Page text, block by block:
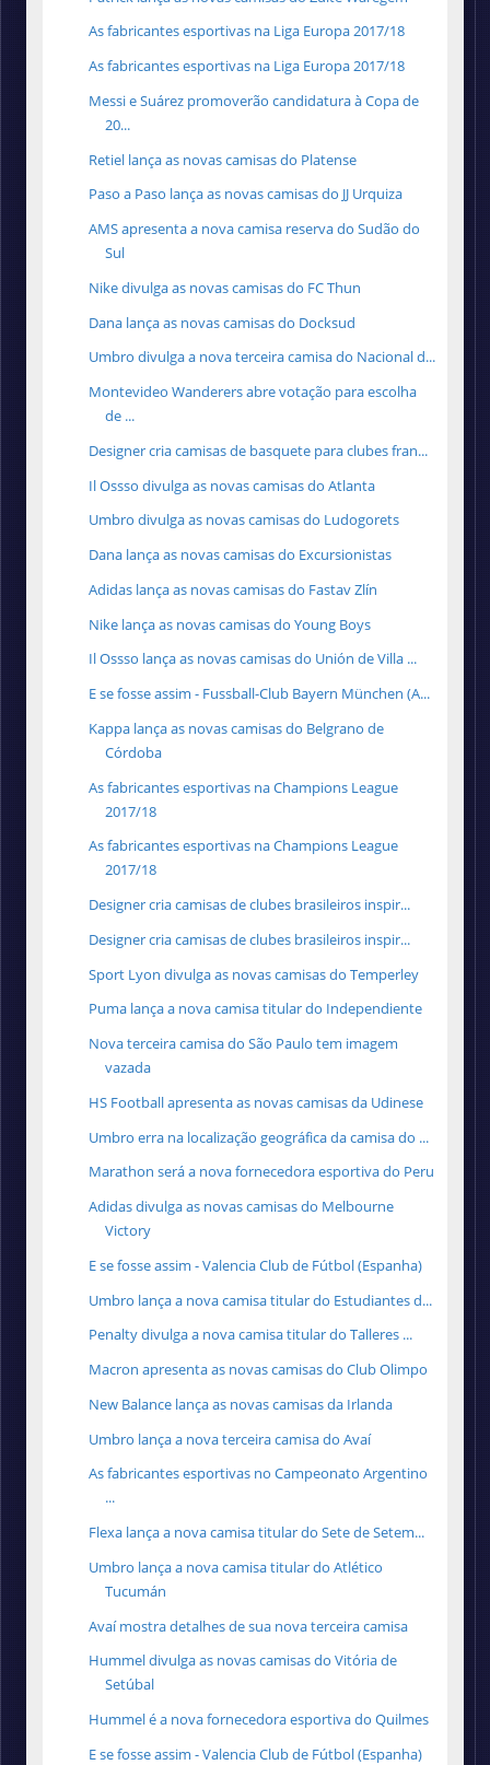
As fabricantes esportivas na Liga Europa 2017/18
As fabricantes esportivas na Liga Europa 2017/18
Messi e Suárez promoverão candidatura à Copa de
20...
Retiel lança as novas camisas do Platense
Paso a Paso lança as novas camisas do JJ Urquiza
AMS apresenta a nova camisa reserva do Sudão do
Sul
Nike divulga as novas camisas do FC Thun
Dana lança as novas camisas do Docksud
Umbro divulga a nova terceira camisa do Nacional d...
Montevideo Wanderers abre votação para escolha
de ...
Designer cria camisas de basquete para clubes fran...
Il Ossso divulga as novas camisas do Atlanta
Umbro divulga as novas camisas do Ludogorets
Dana lança as novas camisas do Excursionistas
Adidas lança as novas camisas do Fastav Zlín
Nike lança as novas camisas do Young Boys
Il Ossso lança as novas camisas do Unión de Villa ...
E se fosse assim - Fussball-Club Bayern München (A...
Kappa lança as novas camisas do Belgrano de
Córdoba
As fabricantes esportivas na Champions League
2017/18
As fabricantes esportivas na Champions League
2017/18
Designer cria camisas de clubes brasileiros inspir...
Designer cria camisas de clubes brasileiros inspir...
Sport Lyon divulga as novas camisas do Temperley
Puma lança a nova camisa titular do Independiente
Nova terceira camisa do São Paulo tem imagem
vazada
HS Football apresenta as novas camisas da Udinese
Umbro erra na localização geográfica da camisa do ...
Marathon será a nova fornecedora esportiva do Peru
Adidas divulga as novas camisas do Melbourne
Victory
E se fosse assim - Valencia Club de Fútbol (Espanha)
Umbro lança a nova camisa titular do Estudiantes d...
Penalty divulga a nova camisa titular do Talleres ...
Macron apresenta as novas camisas do Club Olimpo
New Balance lança as novas camisas da Irlanda
Umbro lança a nova terceira camisa do Avaí
As fabricantes esportivas no Campeonato Argentino
...
Flexa lança a nova camisa titular do Sete de Setem...
Umbro lança a nova camisa titular do Atlético
Tucumán
Avaí mostra detalhes de sua nova terceira camisa
Hummel divulga as novas camisas do Vitória de
Setúbal
Hummel é a nova fornecedora esportiva do Quilmes
E se fosse assim - Valencia Club de Fútbol (Espanha)